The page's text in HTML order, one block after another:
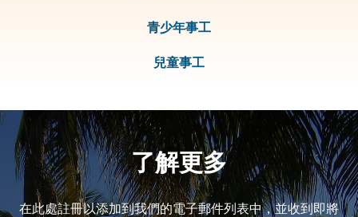
青少年事工
兒童事工
了解更多
在此處註冊以添加到我們的電子郵件列表中，並收到即將